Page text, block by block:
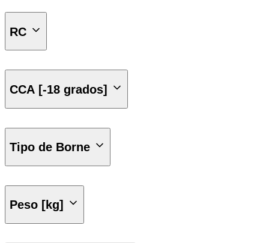
RC
CCA [-18 grados]
Tipo de Borne
Peso [kg]